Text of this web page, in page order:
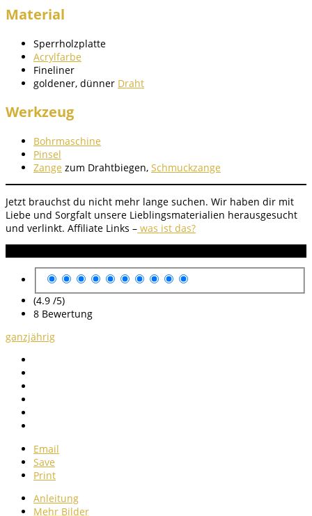
Material
Sperrholzplatte
Acrylfarbe
Fineliner
goldener, dünner Draht
Werkzeug
Bohrmaschine
Pinsel
Zange zum Drahtbiegen, Schmuckzange
Jetzt brauchst du nicht mehr lange suchen. Wir haben dir mit
Liebe und Sorgfalt unsere Lieblingsmaterialien herausgesucht
und verlinkt. Affiliate Links – was ist das?
(4.9 /5)
8 Bewertung
ganzjährig
Email
Save
Print
Anleitung
Mehr Bilder